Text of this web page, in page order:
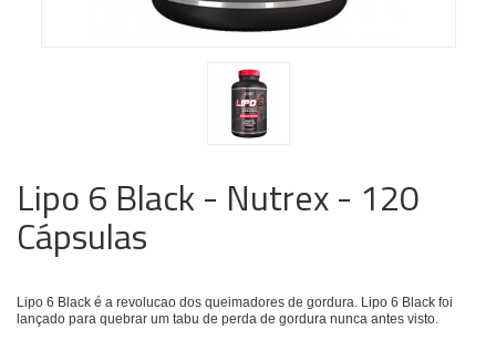
Lipo 6 Black - Nutrex - 120
Cápsulas
Lipo 6 Black é a revolucao dos queimadores de gordura. Lipo 6 Black foi
lançado para quebrar um tabu de perda de gordura nunca antes visto.